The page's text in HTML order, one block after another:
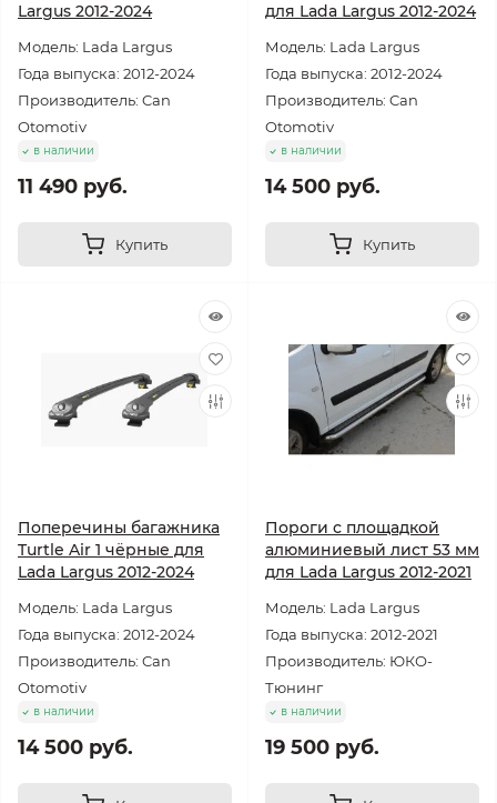
Largus 2012-2024
Модель: Lada Largus
Года выпуска: 2012-2024
Производитель: Can
Otomotiv
в наличии
11 490 руб.
Купить
для Lada Largus 2012-2024
Модель: Lada Largus
Года выпуска: 2012-2024
Производитель: Can
Otomotiv
в наличии
14 500 руб.
Купить
Поперечины багажника
Turtle Air 1 чёрные для
Lada Largus 2012-2024
Модель: Lada Largus
Года выпуска: 2012-2024
Производитель: Can
Otomotiv
в наличии
14 500 руб.
Пороги с площадкой
алюминиевый лист 53 мм
для Lada Largus 2012-2021
Модель: Lada Largus
Года выпуска: 2012-2021
Производитель: ЮКО-
Тюнинг
в наличии
19 500 руб.